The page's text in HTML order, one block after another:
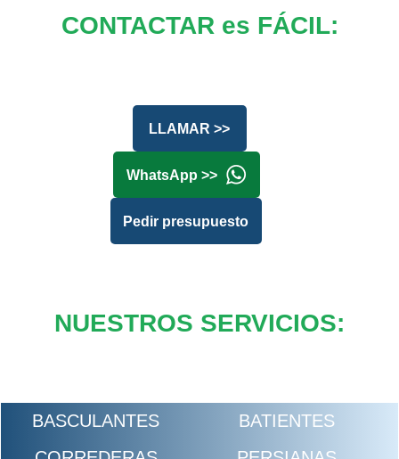
CONTACTAR es FÁCIL:
LLAMAR >>
WhatsApp >>
Pedir presupuesto
NUESTROS SERVICIOS:
BASCULANTES
BATIENTES